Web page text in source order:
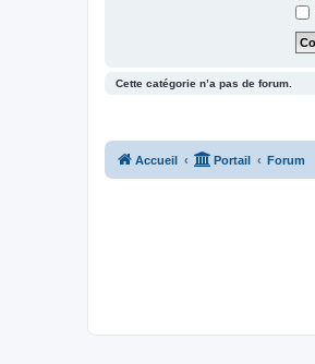
Cette catégorie n’a pas de forum.
Accueil Portail Forum